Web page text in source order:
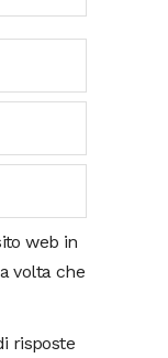
web in
volta che
risposte